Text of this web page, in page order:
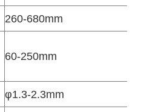
260-680mm
60-250mm
φ1.3-2.3mm